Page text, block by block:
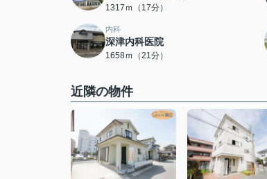
1317ｍ（17分）
内科
深津内科医院
1658ｍ（21分）
近隣の物件